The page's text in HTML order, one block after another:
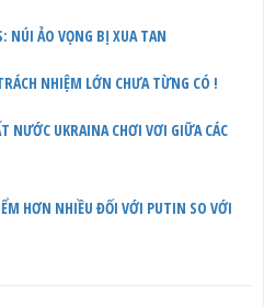
NÚI ẢO VỌNG BỊ XUA TAN
NHIỆM LỚN CHƯA TỪNG CÓ !
NƯỚC UKRAINA CHƠI VƠI GIỮA CÁC
HƠN NHIỀU ĐỐI VỚI PUTIN SO VỚI